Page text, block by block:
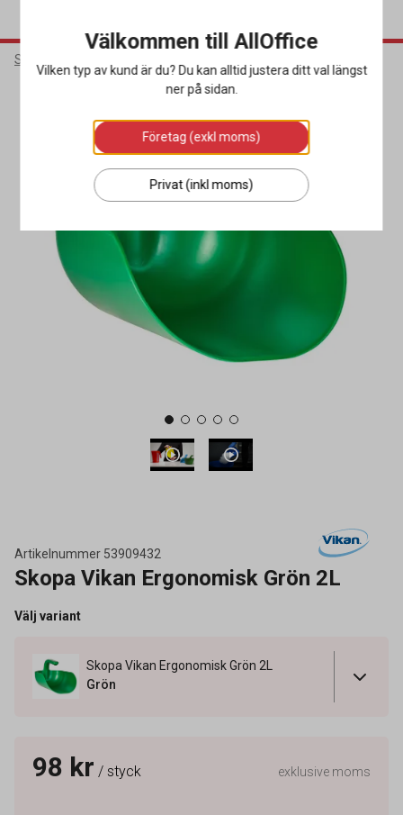
Städ & Hygien
Artikelnummer 53909432
Skopa Vikan Ergonomisk Grön 2L
Välj variant
Skopa Vikan Ergonomisk Grön 2L
Grön
98 kr / styck exklusive moms
Välkommen till AllOffice
Vilken typ av kund är du? Du kan alltid justera ditt val längst
ner på sidan.
Företag (exkl moms)
Privat (inkl moms)